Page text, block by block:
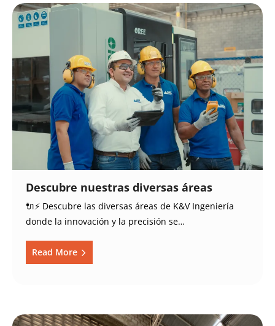
Descubre nuestras diversas áreas
🔌⚡ Descubre las diversas áreas de K&V Ingeniería
donde la innovación y la precisión se…
Read More